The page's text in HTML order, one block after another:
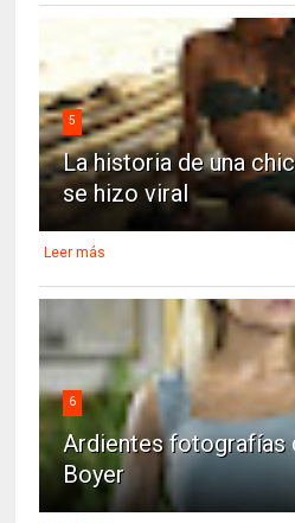
5
La historia de una
se hizo viral
Leer más
6
Ardientes fotografías
Boyer